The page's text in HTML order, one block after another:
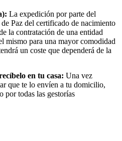
La expedición por parte del
Paz del certificado de nacimiento
la contratación de una entidad
mismo para una mayor comodidad
un coste que dependerá de la
en tu casa: Una vez
que te lo envíen a tu domicilio,
por todas las gestorías